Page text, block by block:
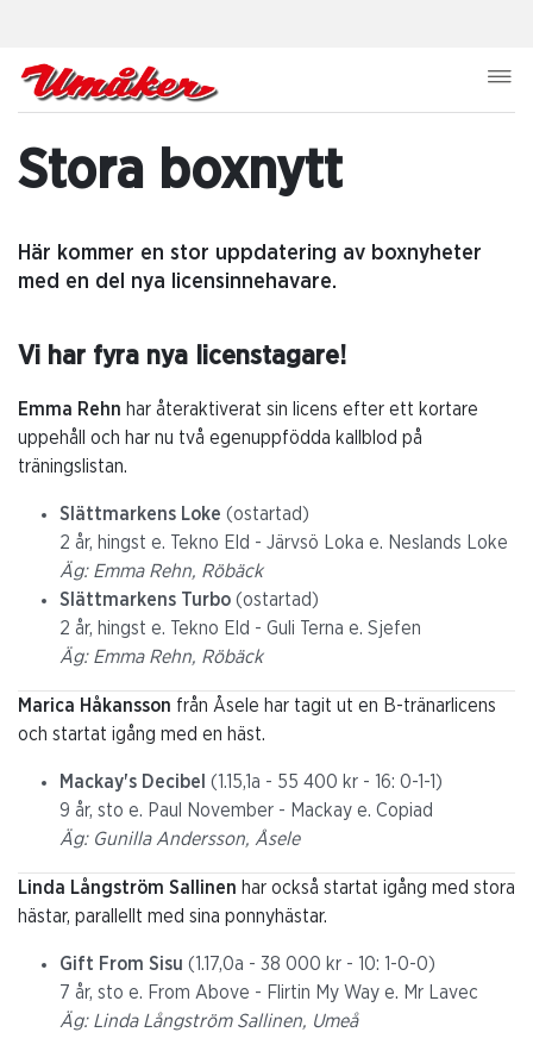
Stora boxnytt
Här kommer en stor uppdatering av boxnyheter
med en del nya licensinnehavare.
Vi har fyra nya licenstagare!
Emma Rehn har återaktiverat sin licens efter ett kortare
uppehåll och har nu två egenuppfödda kallblod på
träningslistan.
Slättmarkens Loke (ostartad)
2 år, hingst e. Tekno Eld - Järvsö Loka e. Neslands Loke
Äg: Emma Rehn, Röbäck
Slättmarkens Turbo (ostartad)
2 år, hingst e. Tekno Eld - Guli Terna e. Sjefen
Äg: Emma Rehn, Röbäck
Marica Håkansson från Åsele har tagit ut en B-tränarlicens
och startat igång med en häst.
Mackay's Decibel (1.15,1a - 55 400 kr - 16: 0-1-1)
9 år, sto e. Paul November - Mackay e. Copiad
Äg: Gunilla Andersson, Åsele
Linda Långström Sallinen har också startat igång med stora
hästar, parallellt med sina ponnyhästar.
Gift From Sisu (1.17,0a - 38 000 kr - 10: 1-0-0)
7 år, sto e. From Above - Flirtin My Way e. Mr Lavec
Äg: Linda Långström Sallinen, Umeå